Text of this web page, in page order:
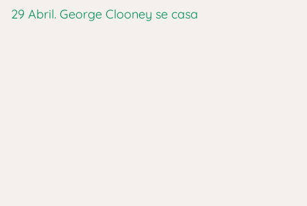
29 Abril. George Clooney se casa